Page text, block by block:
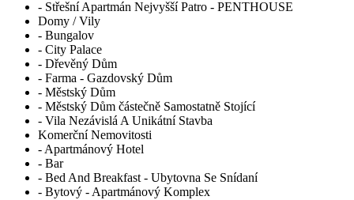
- Střešní Apartmán Nejvyšší Patro - PENTHOUSE
Domy / Vily
- Bungalov
- City Palace
- Dřevěný Dům
- Farma - Gazdovský Dům
- Městský Dům
- Městský Dům částečně Samostatně Stojící
- Vila Nezávislá A Unikátní Stavba
Komerční Nemovitosti
- Apartmánový Hotel
- Bar
- Bed And Breakfast - Ubytovna Se Snídaní
- Bytový - Apartmánový Komplex